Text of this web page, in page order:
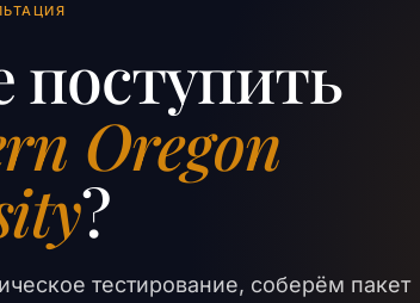
поступить
Oregon
?
тестирование, соберём пакет